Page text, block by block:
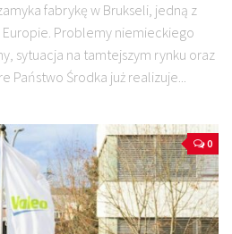
fabrykę w Brukseli, jedną z
Problemy niemieckiego
sytuacja na tamtejszym rynku oraz
Państwo Środka już realizuje...
0